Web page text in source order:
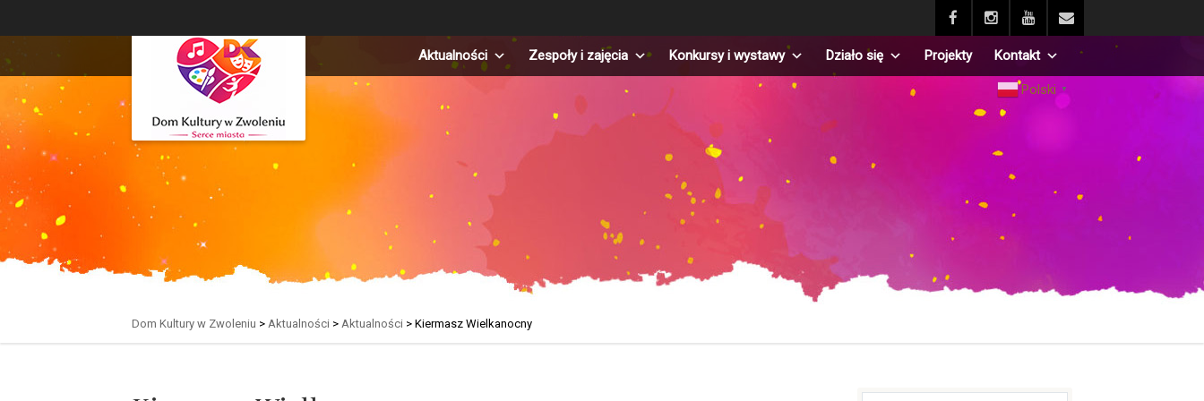
Aktualności Zespoły i zajęcia Konkursy i wystawy Działo się Projekty Kontakt
Polski ▼
Dom Kultury w Zwoleniu > Aktualności > Aktualności > Kiermasz Wielkanocny